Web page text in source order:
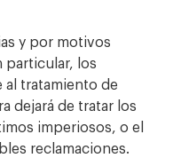
y por motivos
particular, los
tratamiento de
dejará de tratar los
imperiosos, o el
reclamaciones.